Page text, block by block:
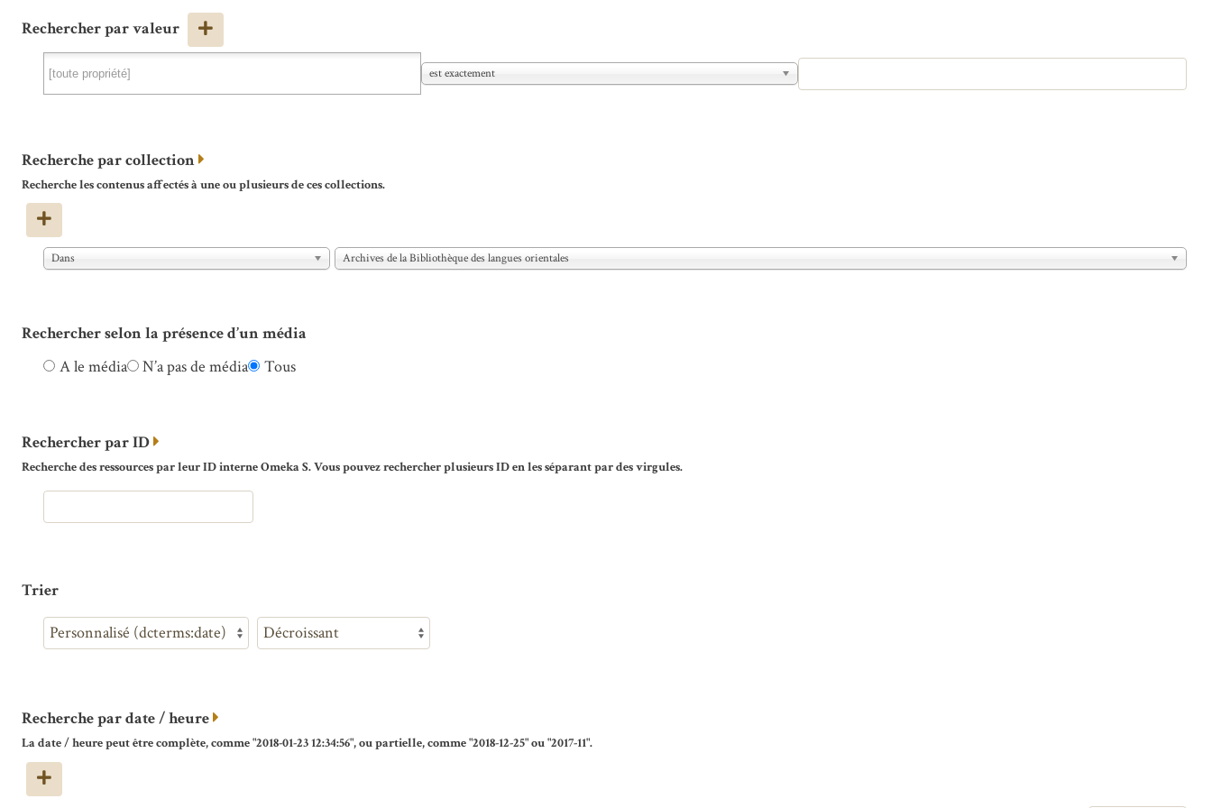
Rechercher par valeur
est exactement
Recherche par collection
Recherche les contenus affectés à une ou plusieurs de ces collections.
Dans Archives de la Bibliothèque des langues orientales
Rechercher selon la présence d’un média
A le média
N’a pas de média Tous
Rechercher par ID
Recherche des ressources par leur ID interne Omeka S. Vous pouvez rechercher plusieurs ID en les séparant par des virgules.
Trier
Recherche par date / heure
La date / heure peut être complète, comme "2018-01-23 12:34:56", ou partielle, comme "2018-12-25" ou "2017-11".